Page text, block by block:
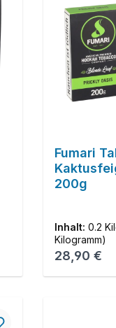
Fumari
200g
Inhalt:0.2
Kilogramm)
Regulärer
28,90 €